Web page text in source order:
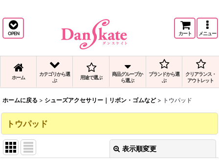
OPEN カート メニュー
ホーム
カテゴリから選
ぶ
用途で選ぶ
商品グループか
ら選ぶ
ブランドから選
ぶ
クリアランス・
アウトレット
ホームに戻る > シューズアクセサリー｜リボン・ゴムなど > トウパッド
トウパッド
表示順変更